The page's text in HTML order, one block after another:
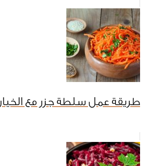
طريقة عمل سلطة جزر مع الخيار